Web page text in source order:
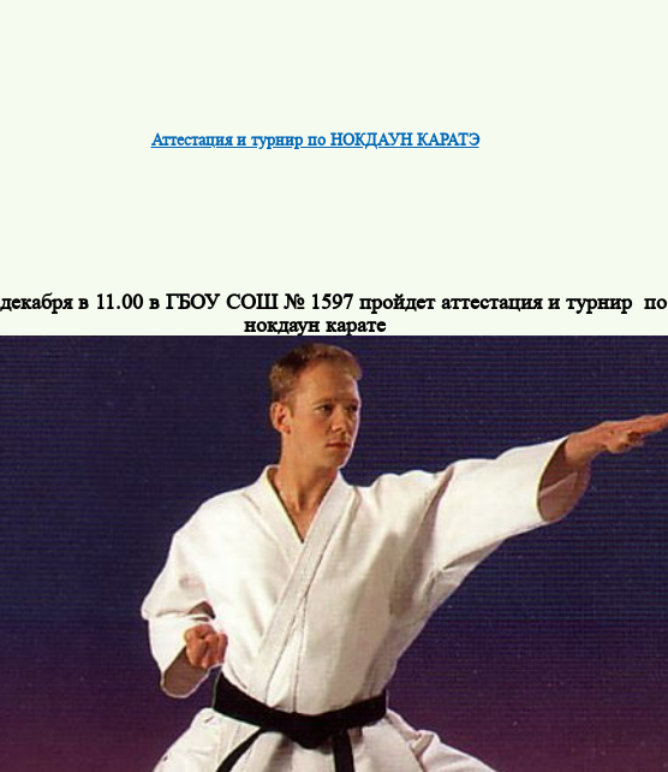
Аттестация и турнир по НОКДАУН КАРАТЭ
в 11.00 в ГБОУ СОШ № 1597 пройдет аттестация и турнир по
нокдаун карате